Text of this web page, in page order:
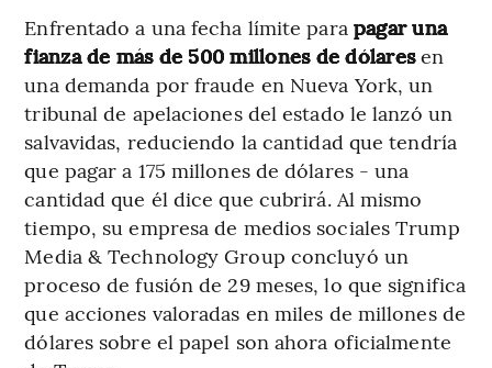
Enfrentado a una fecha límite para pagar una
fianza de más de 500 millones de dólaresen
una demanda por fraude en Nueva York, un
tribunal de apelaciones del estado le lanzó un
salvavidas, reduciendo la cantidad que tendría
que pagar a 175 millones de dólares - una
cantidad que él dice que cubrirá. Al mismo
tiempo, su empresa de medios sociales Trump
Media & Technology Group concluyó un
proceso de fusión de 29 meses, lo que significa
que acciones valoradas en miles de millones de
dólares sobre el papel son ahora oficialmente